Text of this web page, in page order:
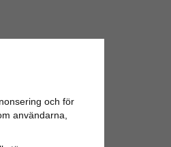
och för
användarna,